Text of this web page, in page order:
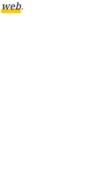
web.